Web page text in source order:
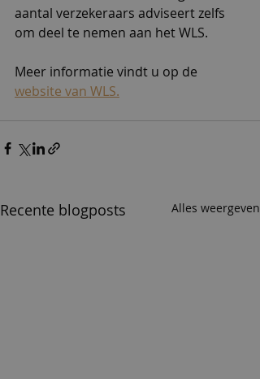
aantal verzekeraars adviseert zelfs
om deel te nemen aan het WLS.
Meer informatie vindt u op de
website van WLS.
Recente blogposts Alles weergeven